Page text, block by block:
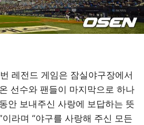
레전드 게임은 잠실야구장에서
선수와 팬들이 마지막으로 하나
안 보내주신 사랑에 보답하는 뜻
라며 “야구를 사랑해 주신 모든